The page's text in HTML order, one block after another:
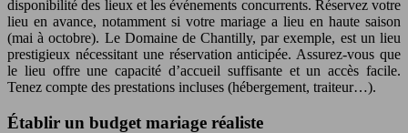
disponibilité des lieux et les événements concurrents. Réservez votre
lieu en avance, notamment si votre mariage a lieu en haute saison
(mai à octobre). Le Domaine de Chantilly, par exemple, est un lieu
prestigieux nécessitant une réservation anticipée. Assurez-vous que
le lieu offre une capacité d’accueil suffisante et un accès facile.
Tenez compte des prestations incluses (hébergement, traiteur…).
Établir un budget mariage réaliste